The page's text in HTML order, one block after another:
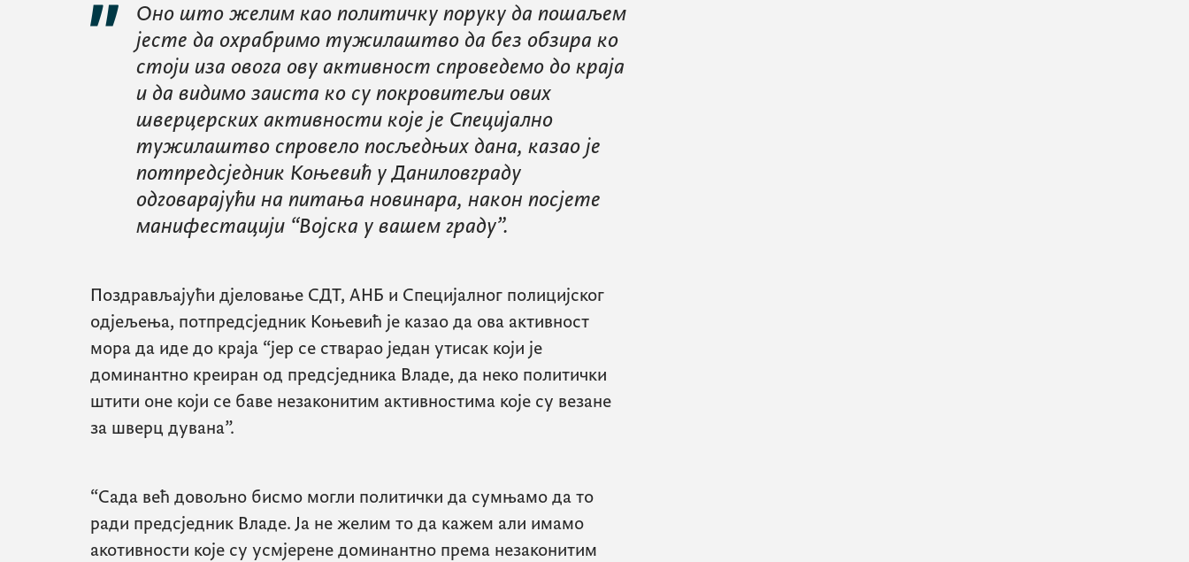
Оно што желим као политичку поруку да пошаљем
јесте да охрабримо тужилаштво да без обзира ко
стоји иза овога ову активност спроведемо до краја
и да видимо заиста ко су покровитељи ових
шверцерских активности које је Специјално
тужилаштво спровело посљедњих дана, казао је
потпредсједник Коњевић у Даниловграду
одговарајући на питања новинара, након посјете
манифестацији “Војска у вашем граду”.
Поздрављајући дјеловање СДТ, АНБ и Специјалног полицијског
одјељења, потпредсједник Коњевић је казао да ова активност
мора да иде до краја “јер се стварао један утисак који је
доминантно креиран од предсједника Владе, да неко политички
штити оне који се баве незаконитим активностима које су везане
за шверц дувана”.
“Сада већ довољно бисмо могли политички да сумњамо да то
ради предсједник Владе. Ја не желим то да кажем али имамо
акотивности које су усмјерене доминантно према незаконитим